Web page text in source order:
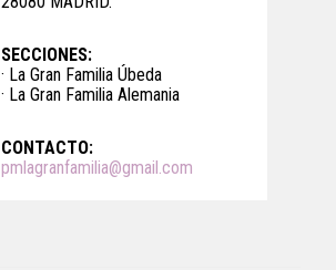
SECCIONES:
· La Gran Familia Úbeda
· La Gran Familia Alemania
CONTACTO:
pmlagranfamilia@gmail.com